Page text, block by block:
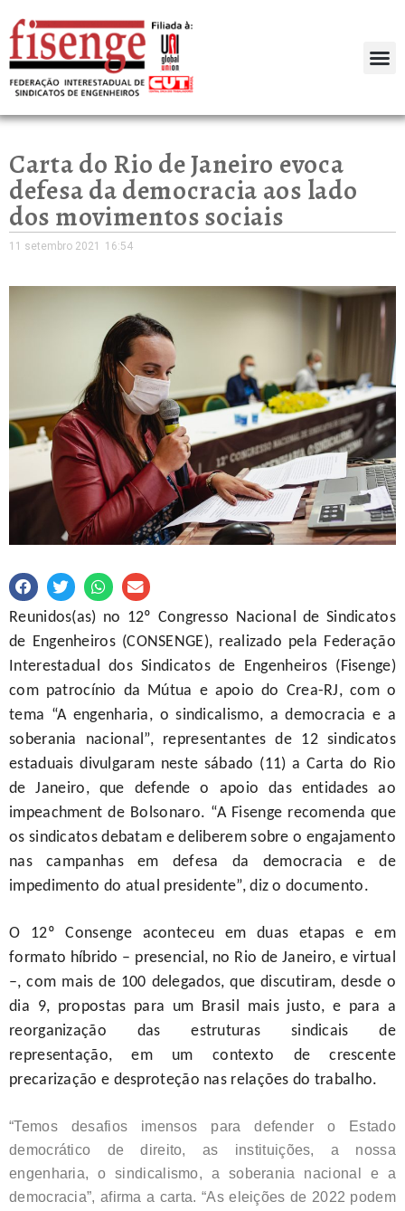
Carta do Rio de Janeiro evoca
defesa da democracia aos lado
dos movimentos sociais
11 setembro 2021 16:54
Reunidos(as) no 12º Congresso Nacional de Sindicatos
de Engenheiros (CONSENGE), realizado pela Federação
Interestadual dos Sindicatos de Engenheiros (Fisenge)
com patrocínio da Mútua e apoio do Crea-RJ, com o
tema “A engenharia, o sindicalismo, a democracia e a
soberania nacional”, representantes de 12 sindicatos
estaduais divulgaram neste sábado (11) a Carta do Rio
de Janeiro, que defende o apoio das entidades ao
impeachment de Bolsonaro. “A Fisenge recomenda que
os sindicatos debatam e deliberem sobre o engajamento
nas campanhas em defesa da democracia e de
impedimento do atual presidente”, diz o documento.
O 12º Consenge aconteceu em duas etapas e em
formato híbrido – presencial, no Rio de Janeiro, e virtual
–, com mais de 100 delegados, que discutiram, desde o
dia 9, propostas para um Brasil mais justo, e para a
reorganização das estruturas sindicais de
representação, em um contexto de crescente
precarização e desproteção nas relações do trabalho.
“Temos desafios imensos para defender o Estado
democrático de direito, as instituições, a nossa
engenharia, o sindicalismo, a soberania nacional e a
democracia”, afirma a carta. “As eleições de 2022 podem